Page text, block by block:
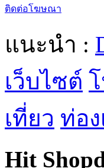
แนะนำ :
เว็บไซต์
เที่ยว ท่อ